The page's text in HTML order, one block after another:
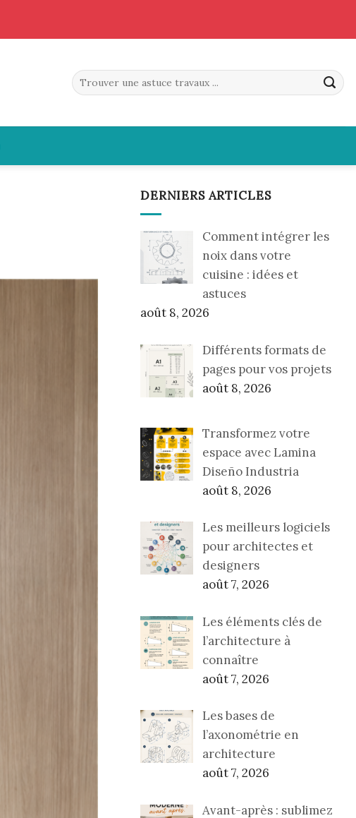
DERNIERS ARTICLES
Comment intégrer les
noix dans votre
cuisine : idées et
astuces
août 8, 2026
Différents formats de
pages pour vos projets
août 8, 2026
Transformez votre
espace avec Lamina
Diseño Industria
août 8, 2026
Les meilleurs logiciels
pour architectes et
designers
août 7, 2026
Les éléments clés de
l’architecture à
connaître
août 7, 2026
Les bases de
l’axonométrie en
architecture
août 7, 2026
Avant-après : sublimez